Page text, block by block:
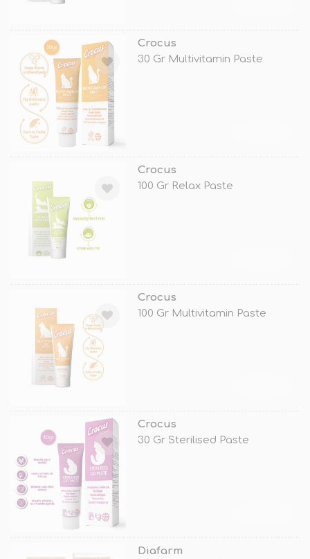
Crocus
30 Gr Multivitamin Paste
Crocus
100 Gr Relax Paste
Crocus
100 Gr Multivitamin Paste
Crocus
30 Gr Sterilised Paste
Diafarm